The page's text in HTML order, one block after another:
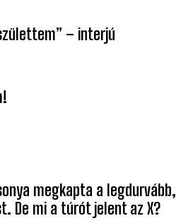
– interjú
megkapta a legdurvább,
De mi a túrót jelent az X?